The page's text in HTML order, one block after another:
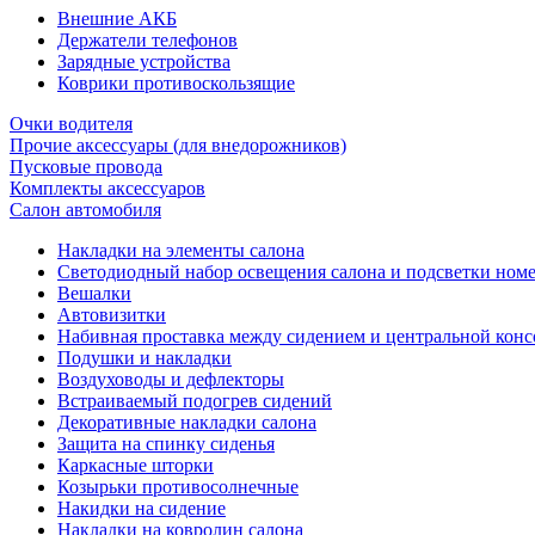
Внешние АКБ
Держатели телефонов
Зарядные устройства
Коврики противоскользящие
Очки водителя
Прочие аксессуары (для внедорожников)
Пусковые провода
Комплекты аксессуаров
Салон автомобиля
Накладки на элементы салона
Светодиодный набор освещения салона и подсветки
Вешалки
Автовизитки
Набивная проставка между сидением и центральной
Подушки и накладки
Воздуховоды и дефлекторы
Встраиваемый подогрев сидений
Декоративные накладки салона
Защита на спинку сиденья
Каркасные шторки
Козырьки противосолнечные
Накидки на сидение
Накладки на ковролин салона